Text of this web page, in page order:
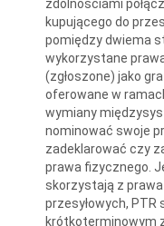
zdolnościami
kupującego do
pomiędzy dwiema
wykorzystane
(zgłoszone) jako
oferowane w
wymiany
nominować swoje
zadeklarować czy
prawa fizycznego.
skorzystają z
przesyłowych, PTR
krótkoterminowym